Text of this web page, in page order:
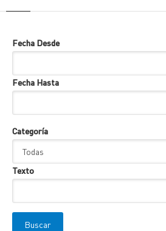
Fecha Desde
Fecha Hasta
Categoría
Texto